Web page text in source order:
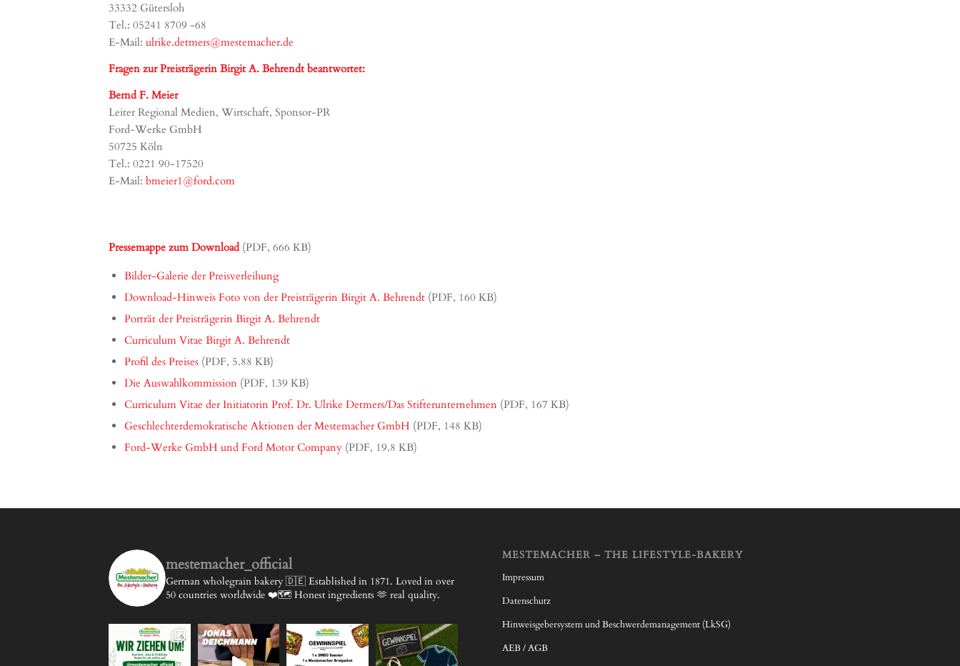
33332 Gütersloh
Tel.: 05241 8709 -68
E-Mail: ulrike.detmers@mestemacher.de
Fragen zur Preisträgerin Birgit A. Behrendt beantwortet:
Bernd F. Meier
Leiter Regional Medien, Wirtschaft, Sponsor-PR
Ford-Werke GmbH
50725 Köln
Tel.: 0221 90-17520
E-Mail: bmeier1@ford.com
Pressemappe zum Download(PDF, 666 KB)
Bilder-Galerie der Preisverleihung
Download-Hinweis Foto von der Preisträgerin Birgit A. Behrendt (PDF, 160 KB)
Porträt der Preisträgerin Birgit A. Behrendt
Curriculum Vitae Birgit A. Behrendt
Profil des Preises (PDF, 5.88 KB)
Die Auswahlkommission (PDF, 139 KB)
Curriculum Vitae der Initiatorin Prof. Dr. Ulrike Detmers/Das Stifterunternehmen (PDF, 167 KB)
Geschlechterdemokratische Aktionen der Mestemacher GmbH (PDF, 148 KB)
Ford-Werke GmbH und Ford Motor Company (PDF, 19.8 KB)
mestemacher_official
German wholegrain bakery 🇩🇪 Established in 1871. Loved in over
50 countries worldwide ❤️🗺️ Honest ingredients 🫶 real quality.
MESTEMACHER – THE LIFESTYLE-BAKERY
Impressum
Datenschutz
Hinweisgebersystem und Beschwerdemanagement (LkSG)
AEB / AGB